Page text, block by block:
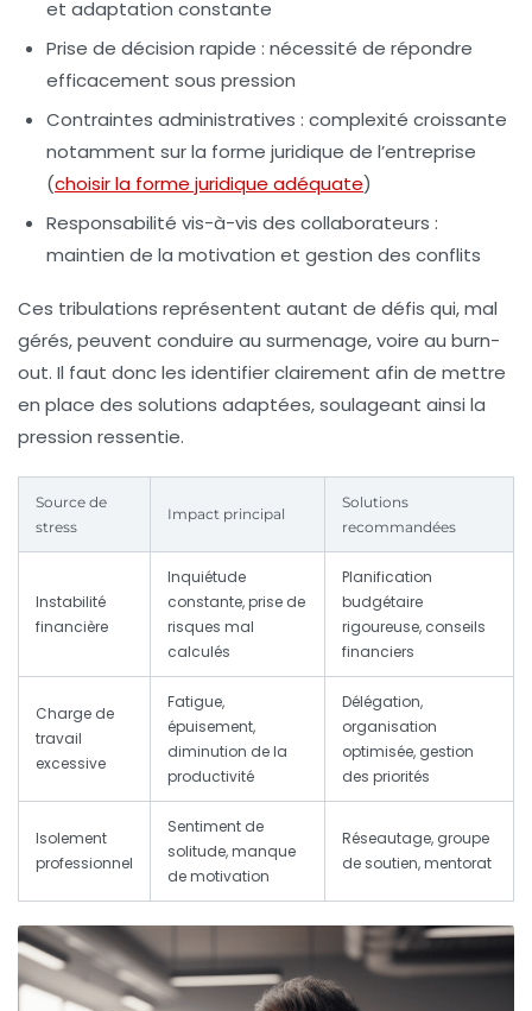
et adaptation constante
Prise de décision rapide : nécessité de répondre
efficacement sous pression
Contraintes administratives : complexité croissante
notamment sur la forme juridique de l’entreprise
(choisir la forme juridique adéquate)
Responsabilité vis-à-vis des collaborateurs :
maintien de la motivation et gestion des conflits
Ces tribulations représentent autant de défis qui, mal
gérés, peuvent conduire au surmenage, voire au burn-
out. Il faut donc les identifier clairement afin de mettre
en place des solutions adaptées, soulageant ainsi la
pression ressentie.
Source de
stress
Impact principal
Solutions
recommandées
Instabilité
financière
Inquiétude
constante, prise de
risques mal
calculés
Planification
budgétaire
rigoureuse, conseils
financiers
Charge de
travail
excessive
Fatigue,
épuisement,
diminution de la
productivité
Délégation,
organisation
optimisée, gestion
des priorités
Isolement
professionnel
Sentiment de
solitude, manque
de motivation
Réseautage, groupe
de soutien, mentorat